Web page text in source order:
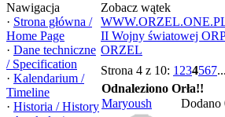
Nawigacja
· Strona główna /
Home Page
· Dane techniczne
/ Specification
· Kalendarium /
Timeline
· Historia / History
Zobacz wątek
WWW.ORZEL.ONE.PL
II Wojny światowej
ORZEL
Strona 4 z 10: 1 234567...
Odnaleziono Orła!!
Maryoush
Dodano